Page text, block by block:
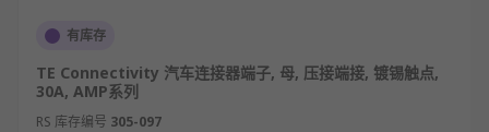
有库存
TE Connectivity 汽车连接器端子, 母, 压接端接, 镀锡触点,
30A, AMP系列
RS 库存编号 305-097